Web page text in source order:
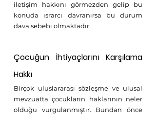
iletişim hakkını görmezden gelip bu
konuda ısrarcı davranırsa bu durum
dava sebebi olmaktadır.
Çocuğun İhtiyaçlarını Karşılama
Hakkı
Birçok uluslararası sözleşme ve ulusal
mevzuatta çocukların haklarının neler
olduğu vurgulanmıştır. Bundan önce